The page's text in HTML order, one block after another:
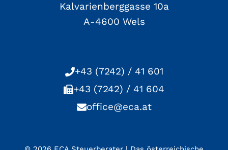
Kalvarienberggasse 10a
A-4600 Wels
+43 (7242) / 41 601
+43 (7242) / 41 604
office@eca.at